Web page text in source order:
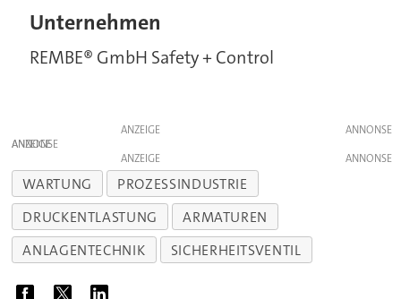
Unternehmen
REMBE® GmbH Safety + Control
ANZEIGE
ANZEIGE
ANZEIGE
WARTUNG
PROZESSINDUSTRIE
DRUCKENTLASTUNG
ARMATUREN
ANLAGENTECHNIK
SICHERHEITSVENTIL